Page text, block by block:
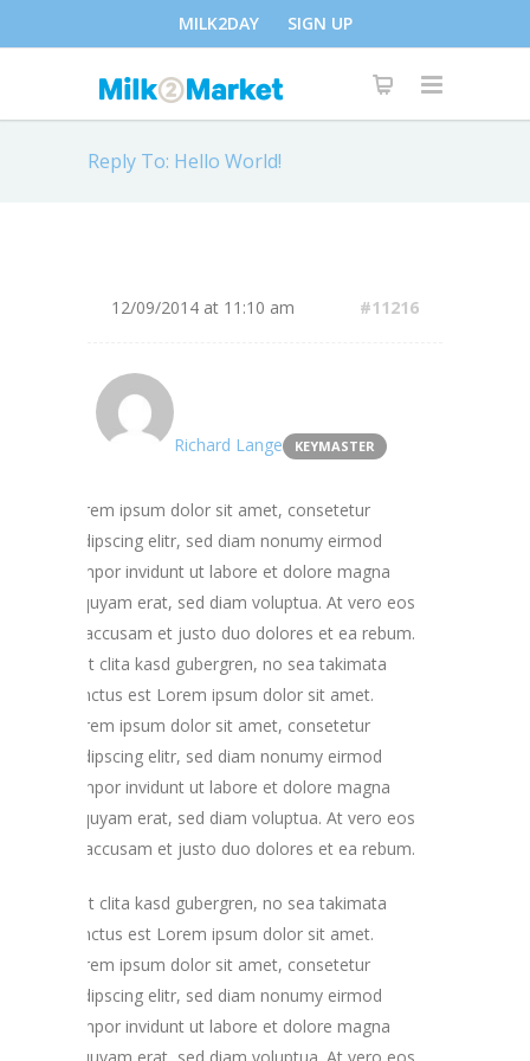
MILK2DAY SIGN UP
Reply To: Hello World!
12/09/2014 at 11:10 am #11216
Richard Lange KEYMASTER
Lorem ipsum dolor sit amet, consetetur
sadipscing elitr, sed diam nonumy eirmod
tempor invidunt ut labore et dolore magna
aliquyam erat, sed diam voluptua. At vero eos
et accusam et justo duo dolores et ea rebum.
Stet clita kasd gubergren, no sea takimata
sanctus est Lorem ipsum dolor sit amet.
Lorem ipsum dolor sit amet, consetetur
sadipscing elitr, sed diam nonumy eirmod
tempor invidunt ut labore et dolore magna
aliquyam erat, sed diam voluptua. At vero eos
et accusam et justo duo dolores et ea rebum.
Stet clita kasd gubergren, no sea takimata
sanctus est Lorem ipsum dolor sit amet.
Lorem ipsum dolor sit amet, consetetur
sadipscing elitr, sed diam nonumy eirmod
tempor invidunt ut labore et dolore magna